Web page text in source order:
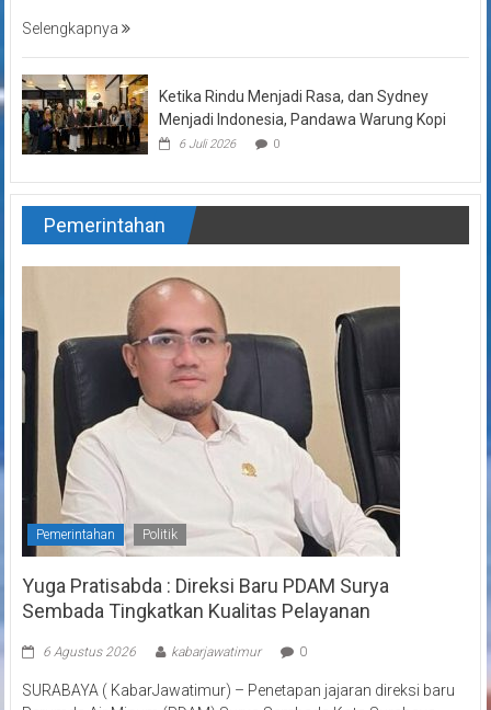
Selengkapnya
Ketika Rindu Menjadi Rasa, dan Sydney
Menjadi Indonesia, Pandawa Warung Kopi
6 Juli 2026 0
Pemerintahan
Pemerintahan Politik
Yuga Pratisabda : Direksi Baru PDAM Surya
Sembada Tingkatkan Kualitas Pelayanan
6 Agustus 2026 kabarjawatimur 0
SURABAYA ( KabarJawatimur) – Penetapan jajaran direksi baru